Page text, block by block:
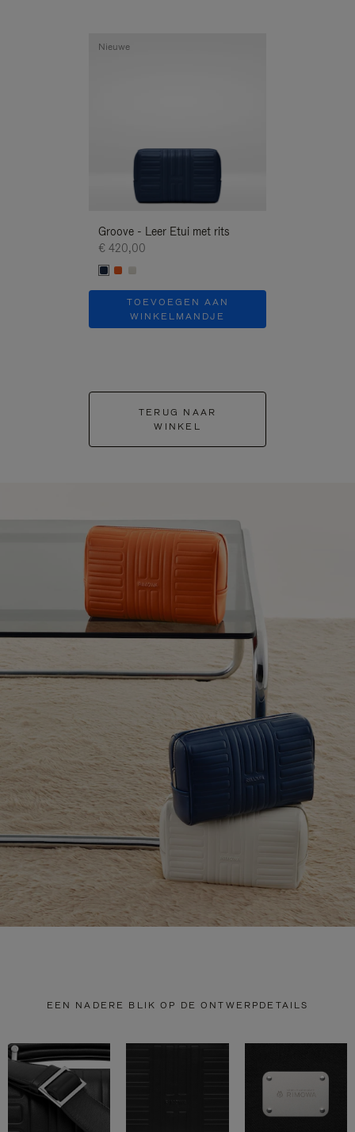
Groove - Leer Etui met rits
€ 420,00
TOEVOEGEN AAN
WINKELMANDJE
Nieuwe
TERUG NAAR
WINKEL
EEN NADERE BLIK OP DE ONTWERPDETAILS